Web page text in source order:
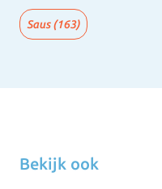
Saus(163)
Bekijk ook